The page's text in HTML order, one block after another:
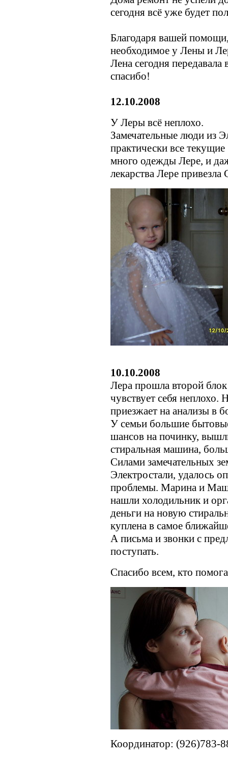
сегодня всё уже будет
Благодаря вашей
необходимое у Лены и
Лена сегодня
спасибо!
12.10.2008
У Леры всё неплохо.
Замечательные люди из
практически все
много одежды Лере, и
лекарства Лере
10.10.2008
Лера прошла второй
чувствует себя неплохо.
приезжает на анализы в
У семьи большие
шансов на починку,
стиральная машина,
Силами замечательных
Электростали, удалось
проблемы. Марина и
нашли холодильник и
деньги на новую
куплена в самое
А письма и звонки с
поступать.
Спасибо всем, кто
Координатор: (926)783-